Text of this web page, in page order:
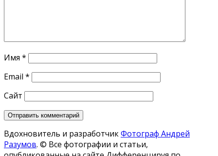
Имя *
Email *
Сайт
Вдохновитель и разработчикФотограф Андрей
Разумов. © Все фотографии и статьи,